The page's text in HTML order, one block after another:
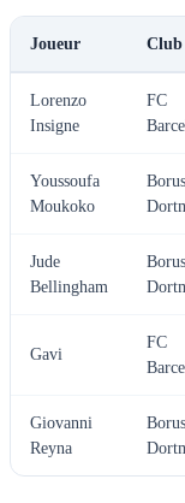
Joueur Club
Lorenzo
Insigne
FC
Youssoufa
Moukoko
Jude
Bellingham
Gavi
FC
Giovanni
Reyna